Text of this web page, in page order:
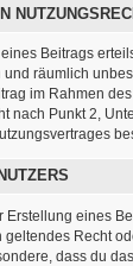
Beitrags
und räumlich
im Rahmen
nach Punkt 2,
Erstellung eines
Recht
dass du